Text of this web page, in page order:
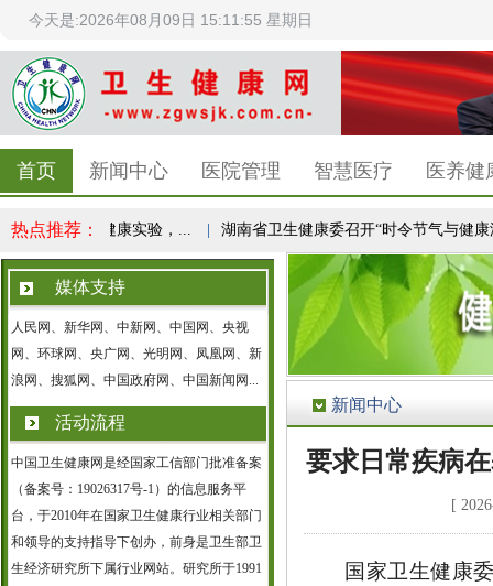
今天是:2026年08月09日 15:11:56 星期日
首页 新闻中心 医院管理 智慧医疗 医养健
热点推荐：
心：1亿人健康实验，... | 湖南省卫生健康委召开“时令节气与健康
媒体支持
人民网、新华网、中新网、中国网、央视
网、环球网、央广网、光明网、凤凰网、新
浪网、搜狐网、中国政府网、中国新闻网...
活动流程
中国卫生健康网是经国家工信部门批准备案
（备案号：19026317号-1）的信息服务平
台，于2010年在国家卫生健康行业相关部门
和领导的支持指导下创办，前身是卫生部卫
生经济研究所下属行业网站。研究所于1991
新闻中心
要求日常疾病
[
国家卫生健康